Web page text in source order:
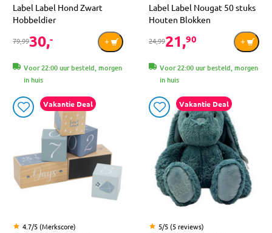
Label Label Hond Zwart
Hobbeldier
79,9930,-
Voor 22:00 uur besteld, morgen
in huis
Label Label Nougat 50 stuks
Houten Blokken
24,9921,90
Voor 22:00 uur besteld, morgen
in huis
Vakantie Deal
4.7/5 (Merkscore)
Vakantie Deal
5/5 (5 reviews)